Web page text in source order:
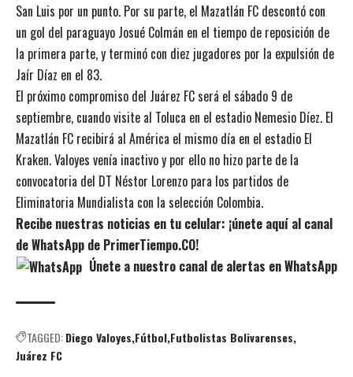
San Luis por un punto. Por su parte, el Mazatlán FC descontó con
un gol del paraguayo Josué Colmán en el tiempo de reposición de
la primera parte, y terminó con diez jugadores por la expulsión de
Jaír Díaz en el 83.
El próximo compromiso del Juárez FC será el sábado 9 de
septiembre, cuando visite al Toluca en el estadio Nemesio Díez. El
Mazatlán FC recibirá al América el mismo día en el estadio El
Kraken. Valoyes venía inactivo y por ello no hizo parte de la
convocatoria del DT Néstor Lorenzo para los partidos de
Eliminatoria Mundialista con la selección Colombia.
Recibe nuestras noticias en tu celular: ¡únete aquí al canal
de WhatsApp de PrimerTiempo.CO!
Únete a nuestro canal de alertas en WhatsApp
TAGGED:Diego Valoyes Fútbol Futbolistas Bolivarenses
Juárez FC